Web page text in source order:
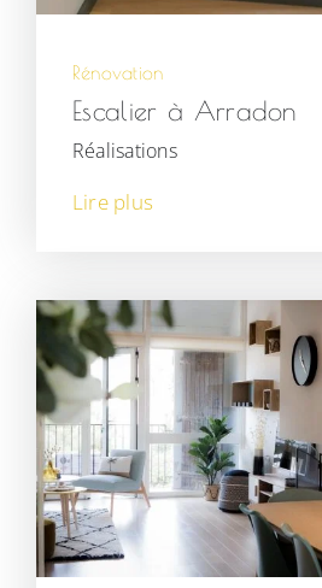
Rénovation
Escalier à Arradon
Réalisations
Lire plus